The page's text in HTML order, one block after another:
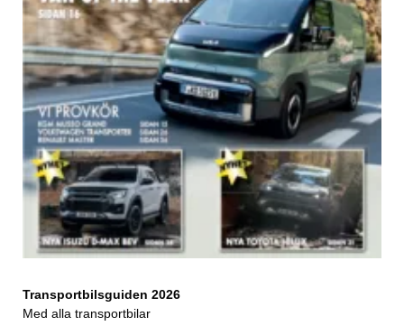
Transportbilsguiden 2026
Med alla transportbilar